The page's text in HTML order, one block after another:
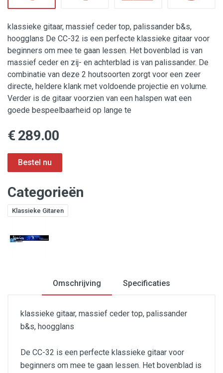
klassieke gitaar, massief ceder top, palissander b&s,
hoogglans De CC-32 is een perfecte klassieke gitaar voor
beginners om mee te gaan lessen. Het bovenblad is van
massief ceder en zij- en achterblad is van palissander. De
combinatie van deze 2 houtsoorten zorgt voor een zeer
directe, heldere klank met voldoende projectie en volume.
Verder is de gitaar voorzien van een halspen wat een
goede bespeelbaarheid op lange te
€ 289.00
Categorieën
Klassieke Gitaren
Omschrijving Specificaties
klassieke gitaar, massief ceder top, palissander
b&s, hoogglans
De CC-32 is een perfecte klassieke gitaar voor
beginners om mee te gaan lessen. Het bovenblad is